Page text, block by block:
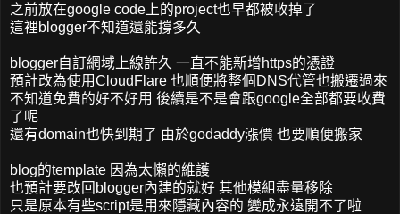
之前放在google code上的project也早都被收掉了
這裡blogger不知道還能撐多久
blogger自訂網域上線許久 一直不能新增https的憑證
預計改為使用CloudFlare 也順便將整個DNS代管也搬遷過來
不知道免費的好不好用 後續是不是會跟google全部都要收費
了呢
還有domain也快到期了 由於godaddy漲價 也要順便搬家
blog的template 因為太懶的維護
也預計要改回blogger內建的就好 其他模組盡量移除
只是原本有些script是用來隱藏內容的 變成永遠開不了啦